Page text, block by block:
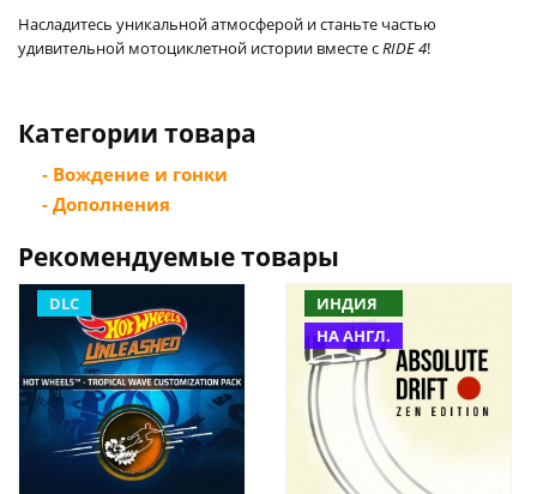
Насладитесь уникальной атмосферой и станьте частью
удивительной мотоциклетной истории вместе сRIDE 4!
Категории товара
- Вождение и гонки
- Дополнения
Рекомендуемые товары
DLC
ИНДИЯ
НА АНГЛ.